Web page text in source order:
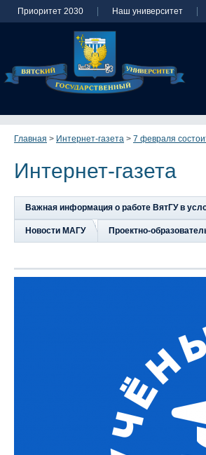
Приоритет 2030 Наш университет
Главная > Интернет-газета > 7 февраля
Интернет-газета
Важная информация о работе ВятГУ в
Новости МАГУ Проектно-